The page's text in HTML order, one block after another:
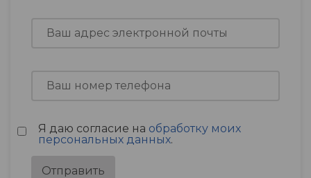
Я даю согласие на обработку моих
персональных данных.
Отправить